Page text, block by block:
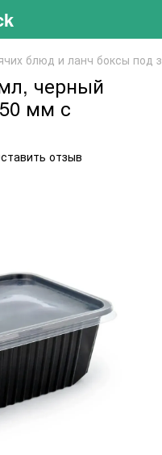
блюд и ланч боксы под
черный
мм с
отзыв